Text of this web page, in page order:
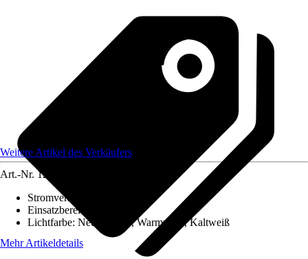
Weitere Artikel des Verkäufers
Art.-Nr. 12175613
Stromversorgung
Einsatzbereich
Lichtfarbe: Neutralweiß, Warmweiß, Kaltweiß
Mehr Artikeldetails